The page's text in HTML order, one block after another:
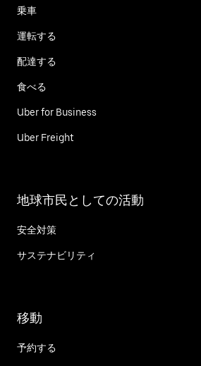
乗車
運転する
配達する
食べる
Uber for Business
Uber Freight
地球市民としての活動
安全対策
サステナビリティ
移動
予約する